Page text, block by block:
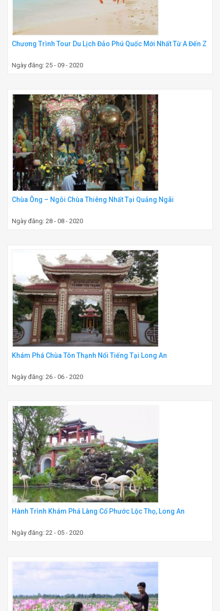
Chương Trình Tour Du Lịch Đảo Phú Quốc Mới Nhất Từ A Đến Z
Ngày đăng: 25 - 09 - 2020
Chùa Ông – Ngôi Chùa Thiêng Nhất Tại Quảng Ngãi
Ngày đăng: 28 - 08 - 2020
Khám Phá Chùa Tôn Thạnh Nổi Tiếng Tại Long An
Ngày đăng: 26 - 06 - 2020
Hành Trình Khám Phá Làng Cổ Phước Lộc Thọ, Long An
Ngày đăng: 22 - 05 - 2020